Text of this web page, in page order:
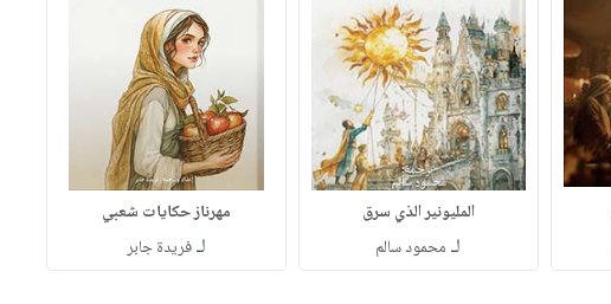
المليونير الذي سرق
لـ محمود سالم
مهرناز حكايات شعبي
لـفريدة جابر